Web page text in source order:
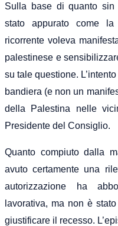
Sulla base di quanto
stato appurato come
ricorrente voleva
palestinese e
su tale questione.
bandiera (e non un
della Palestina nelle
Presidente del Consiglio.
Quanto compiuto dalla
avuto certamente una
autorizzazione ha
lavorativa, ma non è
giustificare il recesso.